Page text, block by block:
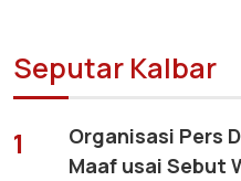
Seputar Kalbar
1
Organisasi Pers
Maaf usai Sebut